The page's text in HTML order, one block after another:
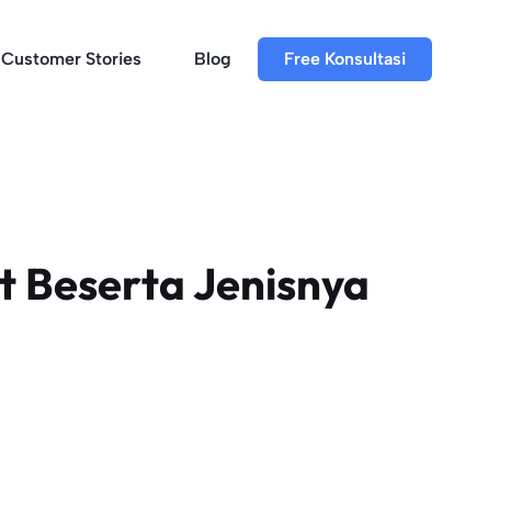
Customer Stories Blog Free Konsultasi
Beserta Jenisnya